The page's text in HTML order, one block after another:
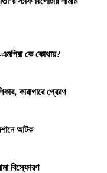
কে কোথায়?
কারাগারে প্রেরণ
আটক
বিস্ফোরণ